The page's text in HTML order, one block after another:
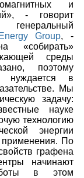
и
- говорит
Group, -
«собирать»
среды
поэтому
в
Мы
задачу:
науке
технологию
энергии
По
графена
начинают
в этом